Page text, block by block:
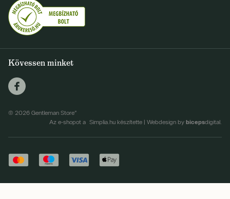
Egyetértek a hírlevél elküldésével
Kövessen minket
© 2026 Gentleman Store"
Az e-shopot a Simplia.hu készítette | Webdesign by bicepsdigital.